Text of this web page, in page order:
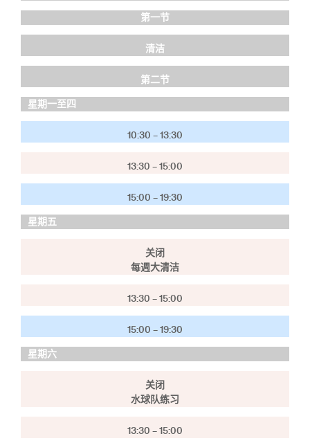
第一节
清洁
第二节
星期一至四
10:30 – 13:30
13:30 – 15:00
15:00 – 19:30
星期五
关闭
每週大清洁
13:30 – 15:00
15:00 – 19:30
星期六
关闭
水球队练习
13:30 – 15:00